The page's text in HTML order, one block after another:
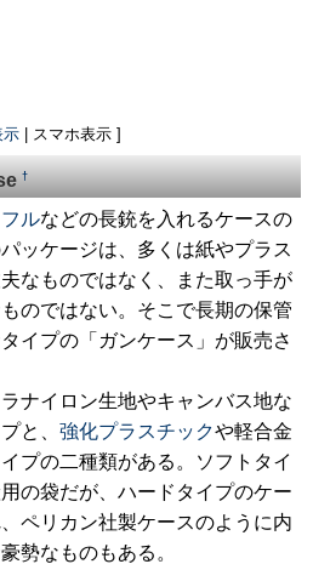
示 | スマホ表示 ]
†
ルなどの長銃を入れるケースの
ッケージは、多くは紙やプラス
なものではなく、また取っ手が
のではない。そこで長期の保管
イプの「ガンケース」が販売さ
ナイロン生地やキャンバス地な
と、 強化プラスチックや軽合金
プの二種類がある。ソフトタイ
の袋だが、ハードタイプのケー
ペリカン社製ケースのように内
勢なものもある。